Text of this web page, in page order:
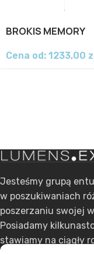
BROKIS MEMORY
Cena od: 1233,00
Jesteśmy grupą
w poszukiwaniach
poszerzaniu swojej
Posiadamy
stawiamy na ciągły